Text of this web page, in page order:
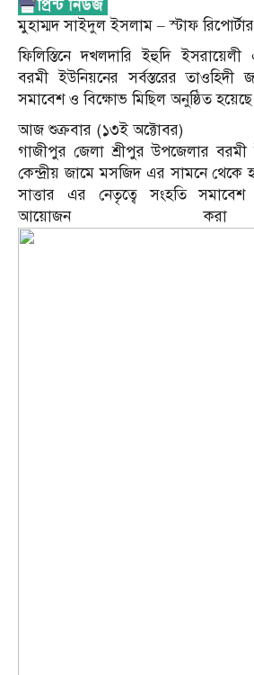
মুহাম্মদ সাইদুল ইসলাম – স্টাফ রিপোর্টার
ফিলিস্তিনে দখলদারি ইহুদি
বরমী ইউনিয়নের সর্বস্তরের তাওহিদী
সমাবেশ ও বিক্ষোভ মিছিল অনুষ্ঠিত
আজ শুক্রবার (১৩ই অক্টোবর)
গাজীপুর জেলা শ্রীপুর উপজেলার
কেন্দ্রীয় জামে মসজিদ এর সামনে
সাত্তার এর নেতৃত্বে সংহতি
আয়োজন